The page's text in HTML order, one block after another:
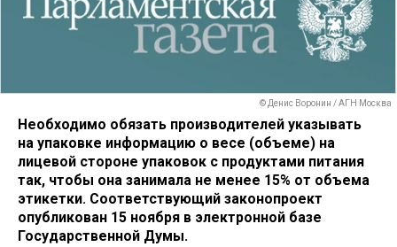
© Денис Воронин / АГН Москва
Необходимо обязать производителей указывать
на упаковке информацию о весе (объеме) на
лицевой стороне упаковок с продуктами питания
так, чтобы она занимала не менее 15% от объема
этикетки. Соответствующий законопроект
опубликован 15 ноября в электронной базе
Государственной Думы.